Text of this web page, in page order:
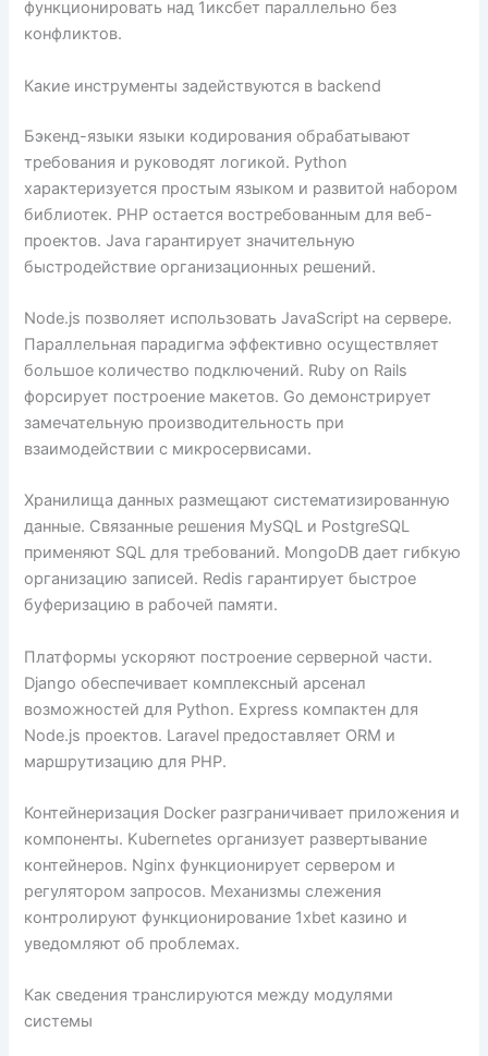
функционировать над 1иксбет параллельно без
конфликтов.
Какие инструменты задействуются в backend
Бэкенд-языки языки кодирования обрабатывают
требования и руководят логикой. Python
характеризуется простым языком и развитой набором
библиотек. PHP остается востребованным для веб-
проектов. Java гарантирует значительную
быстродействие организационных решений.
Node.js позволяет использовать JavaScript на сервере.
Параллельная парадигма эффективно осуществляет
большое количество подключений. Ruby on Rails
форсирует построение макетов. Go демонстрирует
замечательную производительность при
взаимодействии с микросервисами.
Хранилища данных размещают систематизированную
данные. Связанные решения MySQL и PostgreSQL
применяют SQL для требований. MongoDB дает гибкую
организацию записей. Redis гарантирует быстрое
буферизацию в рабочей памяти.
Платформы ускоряют построение серверной части.
Django обеспечивает комплексный арсенал
возможностей для Python. Express компактен для
Node.js проектов. Laravel предоставляет ORM и
маршрутизацию для PHP.
Контейнеризация Docker разграничивает приложения и
компоненты. Kubernetes организует развертывание
контейнеров. Nginx функционирует сервером и
регулятором запросов. Механизмы слежения
контролируют функционирование 1xbet казино и
уведомляют об проблемах.
Как сведения транслируются между модулями
системы